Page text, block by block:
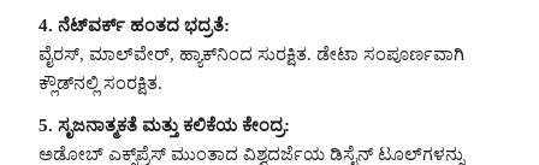
4. ನೆಟ್‌ವರ್ಕ್ ಹಂತದ ಭದ್ರತೆ:
ವೈರಸ್, ಮಾಲ್‌ವೇರ್, ಹ್ಯಾಕ್‌ನಿಂದ ಸುರಕ್ಷಿತ. ಡೇಟಾ ಸಂಪೂರ್ಣವಾಗಿ
ಕ್ಲೌಡ್‌ನಲ್ಲಿ ಸಂರಕ್ಷಿತ.
5. ಸೃಜನಾತ್ಮಕತೆ ಮತ್ತು ಕಲಿಕೆಯ ಕೇಂದ್ರ:
ಅಡೋಬ್ ಎಕ್ಸ್‌ಪ್ರೆಸ್ ಮುಂತಾದ ವಿಶ್ವದರ್ಜೆಯ ಡಿಸೈನ್ ಟೂಲ್‌ಗಳನ್ನು